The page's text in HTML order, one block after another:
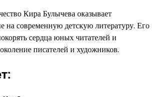
Кира Булычева оказывает
на современную детскую литературу. Его
сердца юных читателей и
писателей и художников.